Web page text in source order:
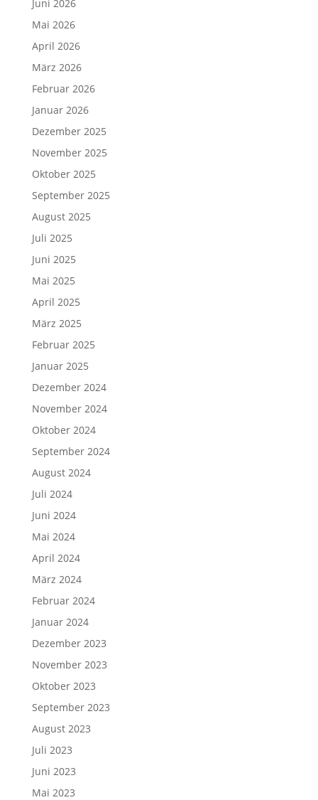
Juni 2026
Mai 2026
April 2026
März 2026
Februar 2026
Januar 2026
Dezember 2025
November 2025
Oktober 2025
September 2025
August 2025
Juli 2025
Juni 2025
Mai 2025
April 2025
März 2025
Februar 2025
Januar 2025
Dezember 2024
November 2024
Oktober 2024
September 2024
August 2024
Juli 2024
Juni 2024
Mai 2024
April 2024
März 2024
Februar 2024
Januar 2024
Dezember 2023
November 2023
Oktober 2023
September 2023
August 2023
Juli 2023
Juni 2023
Mai 2023